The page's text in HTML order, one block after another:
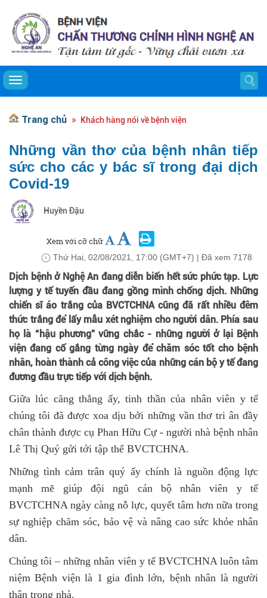
Toggle navigation
Trang chủ Khách hàng nói về bệnh viện
Những vần thơ của bệnh nhân tiếp
sức cho các y bác sĩ trong đại dịch
Covid-19
Huyền Đậu
Xem với cỡ chữ
Thứ Hai, 02/08/2021, 17:00 (GMT+7) | Đã xem 7178
Dịch bệnh ở Nghệ An đang diễn biến hết sức phức tạp. Lực
lượng y tế tuyến đầu đang gồng mình chống dịch. Những
chiến sĩ áo trắng của BVCTCHNA cũng đã rất nhiều đêm
thức trắng để lấy mẫu xét nghiệm cho người dân. Phía sau
họ là “hậu phương” vững chắc - những người ở lại Bệnh
viện đang cố gắng từng ngày để chăm sóc tốt cho bệnh
nhân, hoàn thành cả công việc của những cán bộ y tế đang
đương đầu trực tiếp với dịch bệnh.
Giữa lúc căng thẳng ấy, tinh thần của nhân viên y tế
chúng tôi đã được xoa dịu bởi những vần thơ tri ân đầy
chân thành được cụ Phan Hữu Cự - người nhà bệnh nhân
Lê Thị Quý gửi tới tập thể BVCTCHNA.
Những tình cảm trân quý ấy chính là nguồn động lực
mạnh mẽ giúp đội ngũ cán bộ nhân viên y tế
BVCTCHNA ngày càng nỗ lực, quyết tâm hơn nữa trong
sự nghiệp chăm sóc, bảo vệ và nâng cao sức khỏe nhân
dân.
Chúng tôi – những nhân viên y tế BVCTCHNA luôn tâm
niệm Bệnh viện là 1 gia đình lớn, bệnh nhân là người
thân trong nhà.